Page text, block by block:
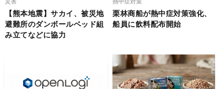
【熊本地震】サカイ、被災地
避難所のダンボールベッド組
み立てなどに協力
栗林商船が熱中症対策強化、
船員に飲料配布開始